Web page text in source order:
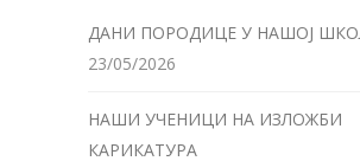
ДАНИ ПОРОДИЦЕ У НАШОЈ
23/05/2026
НАШИ УЧЕНИЦИ НА ИЗЛОЖБИ
КАРИКАТУРА